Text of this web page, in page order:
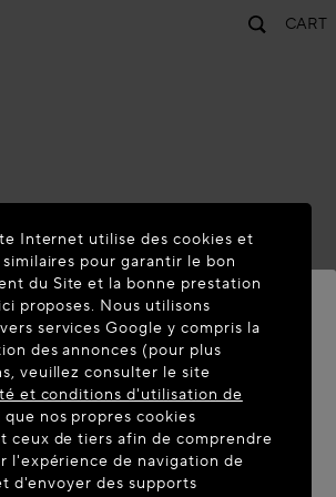
CART
SUR MAISON-
dans le pays suivant : United
vous mettre à jour votre
Internet utilise des cookies et
pour garantir le bon
du Site et la bonne prestation
proposes. Nous utilisons
services Google y compris la
des annonces (pour plus
veuillez consulter le site
et conditions d'utilisation de
que nos propres cookies
ceux de tiers afin de comprendre
l'expérience de navigation de
d'envoyer des supports